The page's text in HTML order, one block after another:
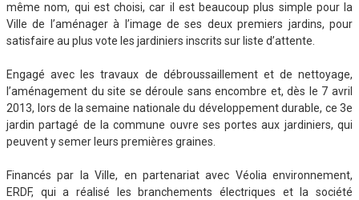
même nom, qui est choisi, car il est beaucoup plus simple pour la
Ville de l’aménager à l’image de ses deux premiers jardins, pour
satisfaire au plus vote les jardiniers inscrits sur liste d’attente.
Engagé avec les travaux de débroussaillement et de nettoyage,
l’aménagement du site se déroule sans encombre et, dès le 7 avril
2013, lors de la semaine nationale du développement durable, ce 3e
jardin partagé de la commune ouvre ses portes aux jardiniers, qui
peuvent y semer leurs premières graines.
Financés par la Ville, en partenariat avec Véolia environnement,
ERDF, qui a réalisé les branchements électriques et la société